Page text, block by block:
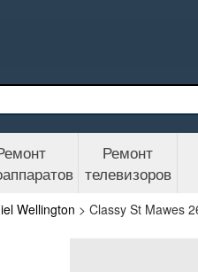
Ремонт
телевизоров
Wellington > Classy St Mawes